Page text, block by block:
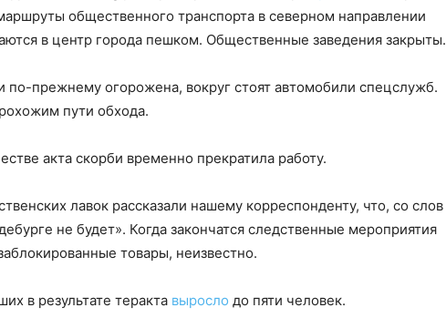
общественного транспорта в северном направлении
в центр города пешком. Общественные заведения закрыты.
прежнему огорожена, вокруг стоят автомобили спецслужб.
пути обхода.
акта скорби временно прекратила работу.
лавок рассказали нашему корреспонденту, что, со слов
не будет». Когда закончатся следственные мероприятия
товары, неизвестно.
в результате теракта выросло до пяти человек.